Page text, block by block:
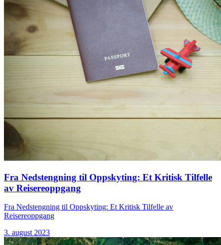
Fra Nedstengning til Oppskyting: Et Kritisk Tilfelle
av Reisereoppgang
Fra Nedstengning til Oppskyting: Et Kritisk Tilfelle av
Reisereoppgang
3. august 2023